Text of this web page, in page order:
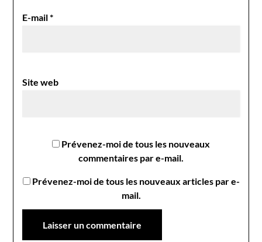
E-mail*
Site web
Prévenez-moi de tous les nouveaux
commentaires par e-mail.
Prévenez-moi de tous les nouveaux articles par e-
mail.